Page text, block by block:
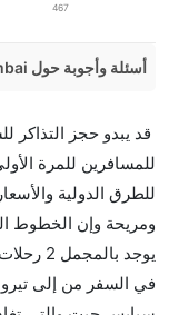
467
أسئلة وأجوبة حول Mumbai إلى Tirupati الرحلات الجوية
من
الطريق،
هل توفر
كثير من خطوط
إضافية للنوم.
قد يبدو حجز التذاكر
للمسافرين للمرة
للطرق الدولية
يوجد
في السفر من إلى